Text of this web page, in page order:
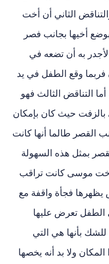
الثاني أن أخت
أخيها بجانب فصر
به أن تضعه في
وقع الطفل في يد
التناقض الثالث فهو
بالزفت حيث كان بإمكان
القصر طالما أنها كانت
بمثل هذه السهولة
أخت موسى كانت تراقب
يظهرها فجأة واقفة مع
الطفل تعرض عليها
بأنها هي التي
ولا بد أنه يخصها